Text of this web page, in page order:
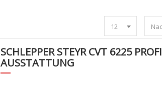
12
SCHLEPPER STEYR CVT 6225 PROFI
AUSSTATTUNG